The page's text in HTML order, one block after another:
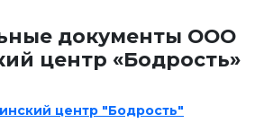
документы ООО
центр «Бодрость»
центр "Бодрость"